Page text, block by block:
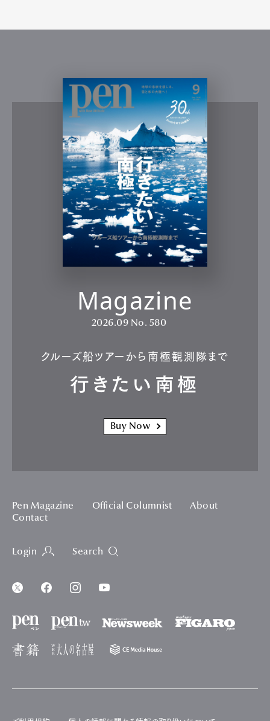
Magazine
2026.09 No. 580
クルーズ船ツアーから南極観測隊まで
行きたい南極
Buy Now
Pen Magazine Official Columnist
About
Contact
Login Search